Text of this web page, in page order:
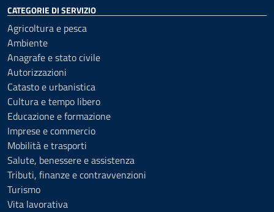
CATEGORIE DI SERVIZIO
Agricoltura e pesca
Ambiente
Anagrafe e stato civile
Autorizzazioni
Catasto e urbanistica
Cultura e tempo libero
Educazione e formazione
Imprese e commercio
Mobilità e trasporti
Salute, benessere e assistenza
Tributi, finanze e contravvenzioni
Turismo
Vita lavorativa